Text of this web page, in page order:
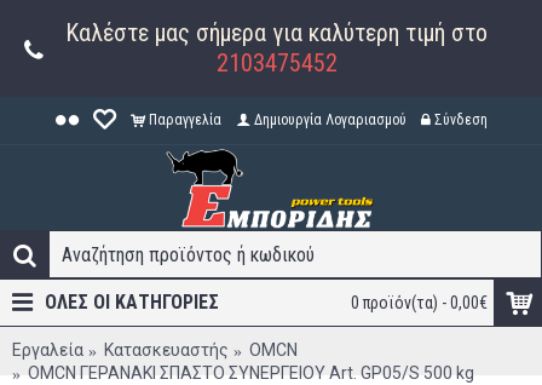
Καλέστε μας σήμερα για καλύτερη τιμή στο
2103475452
Παραγγελία Δημιουργία Λογαριασμού Σύνδεση
0 προϊόν(τα) - 0,00€
ΟΛΕΣ ΟΙ ΚΑΤΗΓΟΡΊΕΣ
Εργαλεία Κατασκευαστής
OMCN
OMCN ΓΕΡΑΝΑΚΙ ΣΠΑΣΤΟ ΣΥΝΕΡΓΕΙΟΥ Art. GP05/S 500 kg